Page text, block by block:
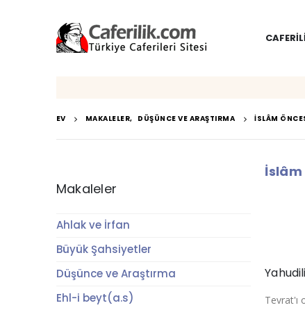
EV MAKALELER, DÜŞÜNCE VE ARAŞTIRMA İSLÂM
İslâm
Tevrat'ı
Makaleler
Ahlak ve İrfan
Büyük Şahsiyetler
Düşünce ve Araştırma
Ehl-i beyt(a.s)